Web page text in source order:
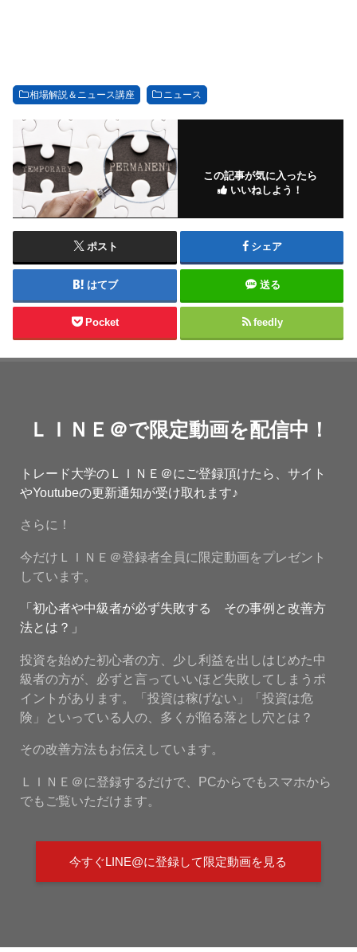
相場解説＆ニュース講座 ニュース
この記事が気に入ったら
いいねしよう！
ポスト シェア
はてブ 送る
Pocket feedly
ＬＩＮＥ＠で限定動画を配信中！
トレード大学のＬＩＮＥ＠にご登録頂けたら、サイト
やYoutubeの更新通知が受け取れます♪
さらに！
今だけＬＩＮＥ＠登録者全員に限定動画をプレゼント
しています。
「初心者や中級者が必ず失敗する その事例と改善方
法とは？」
投資を始めた初心者の方、少し利益を出しはじめた中
級者の方が、必ずと言っていいほど失敗してしまうポ
イントがあります。「投資は稼げない」「投資は危
険」といっている人の、多くが陥る落とし穴とは？
その改善方法もお伝えしています。
ＬＩＮＥ＠に登録するだけで、PCからでもスマホから
でもご覧いただけます。
今すぐLINE@に登録して限定動画を見る